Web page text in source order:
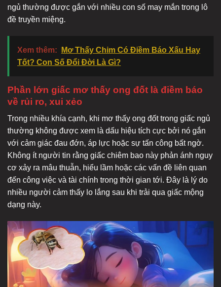
ngủ thường được gắn với nhiều con số may mắn trong lô
đề truyền miệng.
Xem thêm:
Mơ Thấy Chim Có Điềm Báo Xấu Hay
Tốt? Con Số Đổi Đời Là Gì?
Phần lớn giấc mơ thấy ong đốt là điềm báo
về rủi ro, xui xẻo
Trong nhiều khía cạnh, khi mơ thấy ong đốt trong giấc ngủ
thường không được xem là dấu hiệu tích cực bởi nó gắn
với cảm giác đau đớn, áp lực hoặc sự tấn công bất ngờ.
Không ít người tin rằng giấc chiêm bao này phản ánh nguy
cơ xảy ra mâu thuẫn, hiểu lầm hoặc các vấn đề liên quan
đến công việc và tài chính trong thời gian tới. Đây là lý do
nhiều người cảm thấy lo lắng sau khi trải qua giấc mộng
dạng này.